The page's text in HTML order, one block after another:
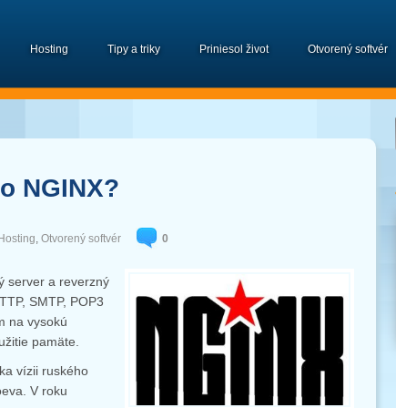
Hosting Tipy a triky Priniesol život Otvorený softvér
NGINX?
, Otvorený softvér 0
server a reverzný
SMTP, POP3
na vysokú
pamäte.
vízii ruského
V roku